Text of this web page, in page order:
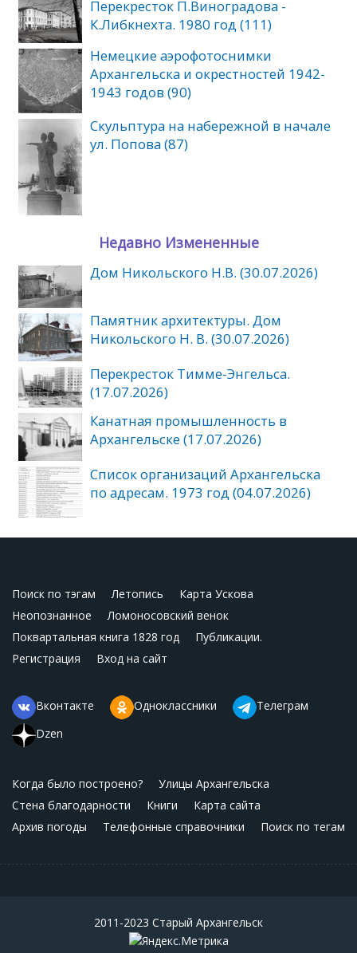
Перекресток П.Виноградова -
К.Либкнехта. 1980 год (111)
Немецкие аэрофотоснимки
Архангельска и окрестностей 1942-
1943 годов (90)
Скульптура на набережной в начале
ул. Попова (87)
Недавно Измененные
Дом Никольского Н.В. (30.07.2026)
Памятник архитектуры. Дом
Никольского Н. В. (30.07.2026)
Перекресток Тимме-Энгельса.
(17.07.2026)
Канатная промышленность в
Архангельске (17.07.2026)
Список организаций Архангельска
по адресам. 1973 год (04.07.2026)
Поиск по тэгам Летопись
Карта Ускова
Неопознанное
Ломоносовский венок
Поквартальная книга 1828 год
Публикации.
Регистрация
Вход на сайт
Вконтакте Одноклассники
Телеграм
Dzen
Когда было построено?
Улицы Архангельска
Стена благодарности
Книги
Карта сайта
Архив погоды
Телефонные справочники Поиск по тегам
2011-2023 Старый Архангельск